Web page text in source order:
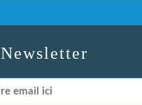
Newsletter